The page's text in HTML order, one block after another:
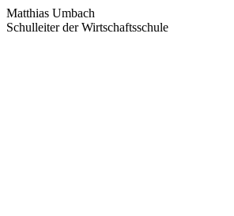
Matthias Umbach
Schulleiter der Wirtschaftsschule